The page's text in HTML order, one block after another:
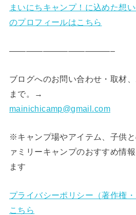
まいにちキャンプ！に込めた想
のプロフィールはこちら
————————————–
ブログへのお問い合わせ・取材
まで。→
mainichicamp@gmail.com
※キャンプ場やアイテム、子供
ァミリーキャンプのおすすめ情
ます
プライバシーポリシー（著作権
こちら